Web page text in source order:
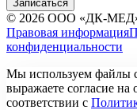
Записаться
© 2026 ООО «ДК-МЕД».
Правовая информация
конфиденциальности
Мы используем файлы
выражаете согласие
соответствии с